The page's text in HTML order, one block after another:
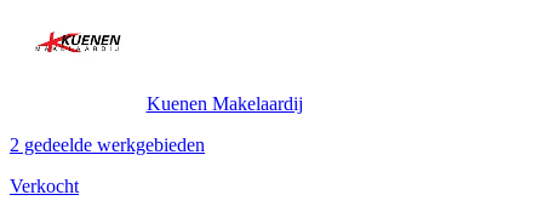
Kuenen Makelaardij
2 gedeelde werkgebieden
Verkocht